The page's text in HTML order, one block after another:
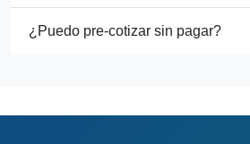
¿Puedo pre-cotizar sin pagar?